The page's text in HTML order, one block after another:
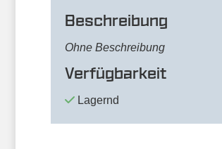
Beschreibung
Ohne Beschreibung
Verfügbarkeit
Lagernd